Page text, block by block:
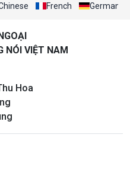
French German
NÓI VIỆT NAM
Hoa